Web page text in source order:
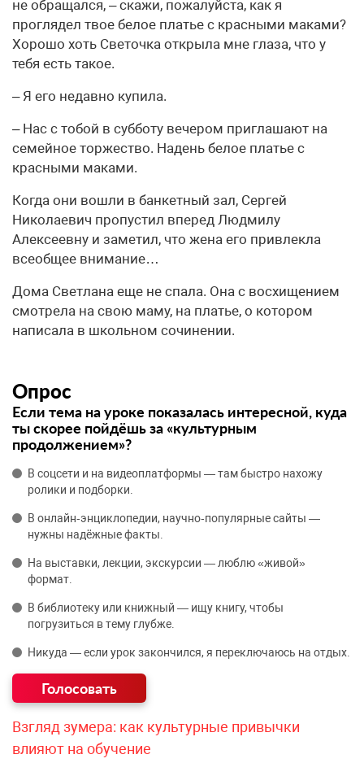
не обращался, – скажи, пожалуйста, как я
проглядел твое белое платье с красными маками?
Хорошо хоть Светочка открыла мне глаза, что у
тебя есть такое.
– Я его недавно купила.
– Нас с тобой в субботу вечером приглашают на
семейное торжество. Надень белое платье с
красными маками.
Когда они вошли в банкетный зал, Сергей
Николаевич пропустил вперед Людмилу
Алексеевну и заметил, что жена его привлекла
всеобщее внимание…
Дома Светлана еще не спала. Она с восхищением
смотрела на свою маму, на платье, о котором
написала в школьном сочинении.
Опрос
Если тема на уроке показалась интересной, куда
ты скорее пойдёшь за «культурным
продолжением»?
В соцсети и на видеоплатформы — там быстро нахожу
ролики и подборки.
В онлайн‑энциклопедии, научно‑популярные сайты —
нужны надёжные факты.
На выставки, лекции, экскурсии — люблю «живой»
формат.
В библиотеку или книжный — ищу книгу, чтобы
погрузиться в тему глубже.
Никуда — если урок закончился, я переключаюсь на отдых.
Взгляд зумера: как культурные привычки
влияют на обучение